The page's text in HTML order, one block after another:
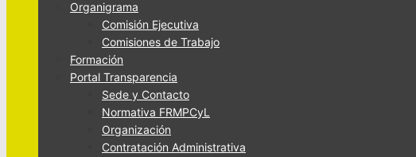
Organigrama
Comisión Ejecutiva
Comisiones de Trabajo
Formación
Portal Transparencia
Sede y Contacto
Normativa FRMPCyL
Organización
Contratación Administrativa